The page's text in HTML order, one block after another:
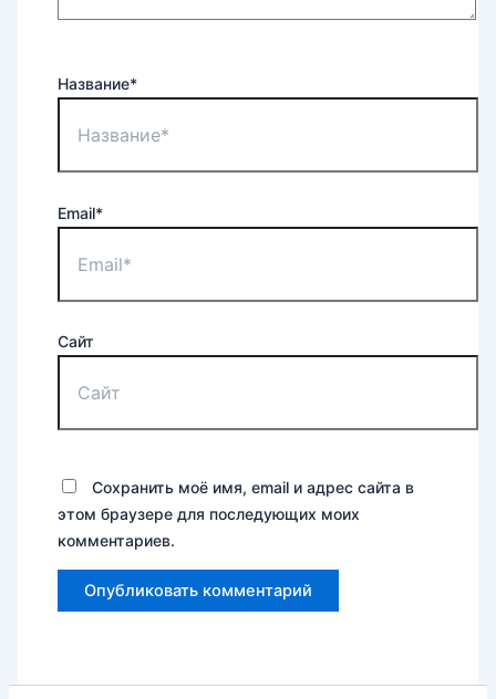
Название*
Email*
Сайт
Сохранить моё имя, email и адрес сайта в
этом браузере для последующих моих
комментариев.